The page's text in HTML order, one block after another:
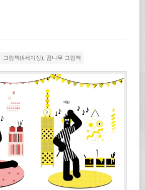
그림책(6세이상) 꿈나무 그림책